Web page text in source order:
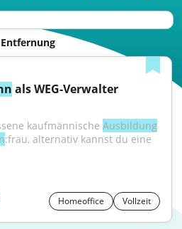
Entfernung
als WEG-Verwalter
kaufmännische Ausbildung
:frau, alternativ kannst du eine
Homeoffice Vollzeit